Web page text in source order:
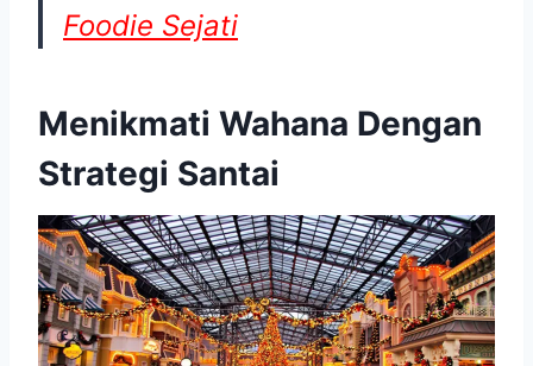
Foodie Sejati
Menikmati Wahana Dengan
Strategi Santai